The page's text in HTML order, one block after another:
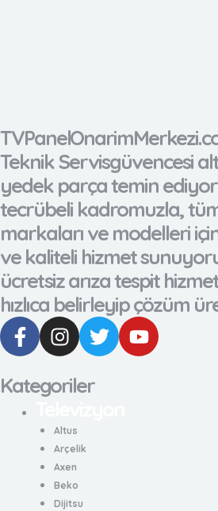
Teknik Servisgüvencesi
yedek parça temin
tecrübeli kadromuzla,
markaları ve modelleri
ve kaliteli hizmet
ücretsiz arıza tespit
hızlıca belirleyip çözüm
F
a
c
e
b
I
n
s
t
g
r
a
m
T
w
i
Y
o
u
Kategoriler
Altus
Arçelik
Axen
Beko
Dijitsu